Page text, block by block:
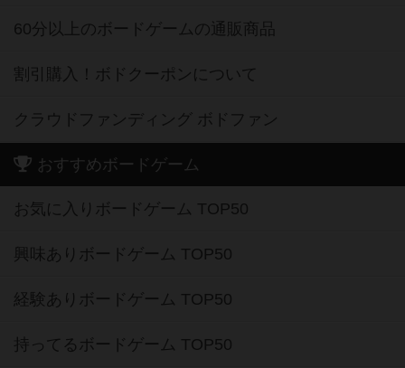
60分以上のボードゲームの通販商品
割引購入！ボドクーポンについて
クラウドファンディング ボドファン
おすすめボードゲーム
お気に入りボードゲーム TOP50
興味ありボードゲーム TOP50
経験ありボードゲーム TOP50
持ってるボードゲーム TOP50